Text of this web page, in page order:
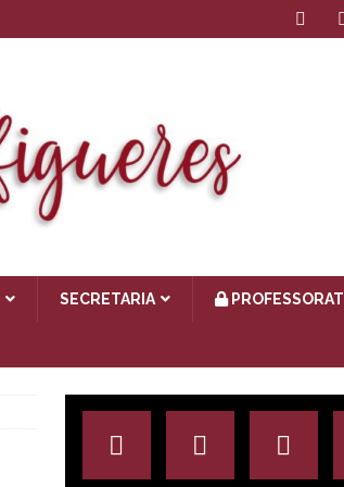
SECRETARIA PROFESSORAT